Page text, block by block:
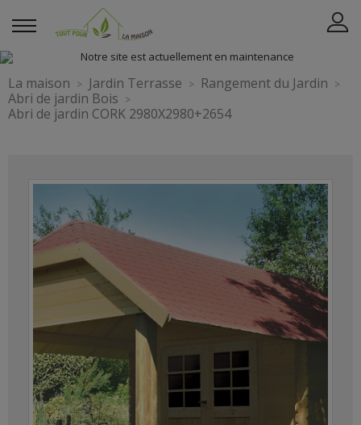
La maison Jardin Terrasse
Rangement du Jardin
Abri de jardin Bois
Abri de jardin CORK 2980X2980+2654